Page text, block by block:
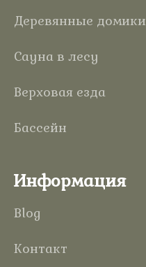
Деревянные домики
Сауна в лесу
Верховая езда
Бассейн
Информация
Blog
Контакт